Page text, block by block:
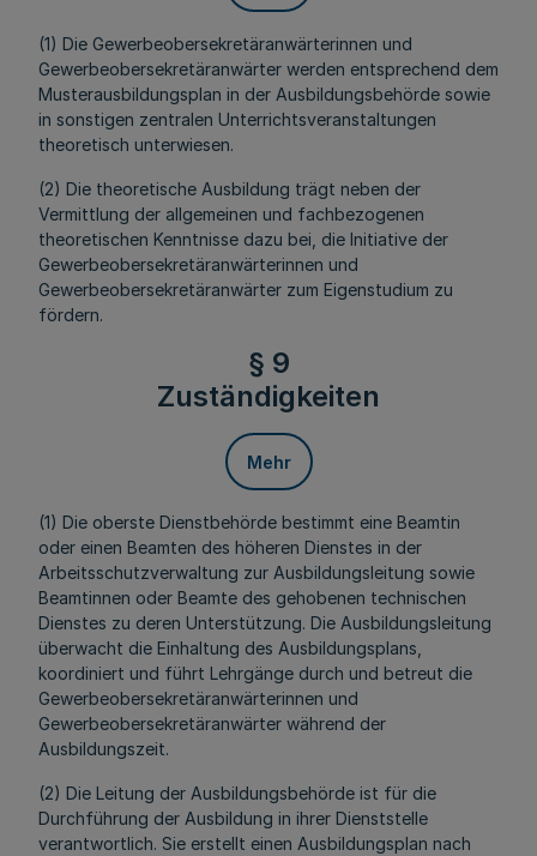
(1) Die Gewerbeobersekretäranwärterinnen und
Gewerbeobersekretäranwärter werden entsprechend dem
Musterausbildungsplan in der Ausbildungsbehörde sowie
in sonstigen zentralen Unterrichtsveranstaltungen
theoretisch unterwiesen.
(2) Die theoretische Ausbildung trägt neben der
Vermittlung der allgemeinen und fachbezogenen
theoretischen Kenntnisse dazu bei, die Initiative der
Gewerbeobersekretäranwärterinnen und
Gewerbeobersekretäranwärter zum Eigenstudium zu
fördern.
§ 9
Zuständigkeiten
Mehr
(1) Die oberste Dienstbehörde bestimmt eine Beamtin
oder einen Beamten des höheren Dienstes in der
Arbeitsschutzverwaltung zur Ausbildungsleitung sowie
Beamtinnen oder Beamte des gehobenen technischen
Dienstes zu deren Unterstützung. Die Ausbildungsleitung
überwacht die Einhaltung des Ausbildungsplans,
koordiniert und führt Lehrgänge durch und betreut die
Gewerbeobersekretäranwärterinnen und
Gewerbeobersekretäranwärter während der
Ausbildungszeit.
(2) Die Leitung der Ausbildungsbehörde ist für die
Durchführung der Ausbildung in ihrer Dienststelle
verantwortlich. Sie erstellt einen Ausbildungsplan nach